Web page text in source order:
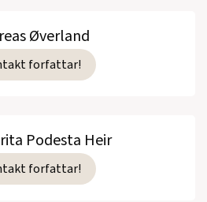
Øverland
forfattar!
Podesta Heir
forfattar!